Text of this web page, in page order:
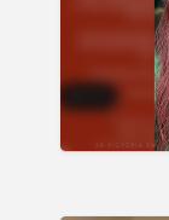
—
裔